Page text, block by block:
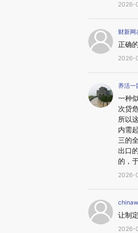
2026-
财新
正确
2026-
养活一
一种
次贷
所以
内需
三的
出口
的，
2026-
让制
2026-